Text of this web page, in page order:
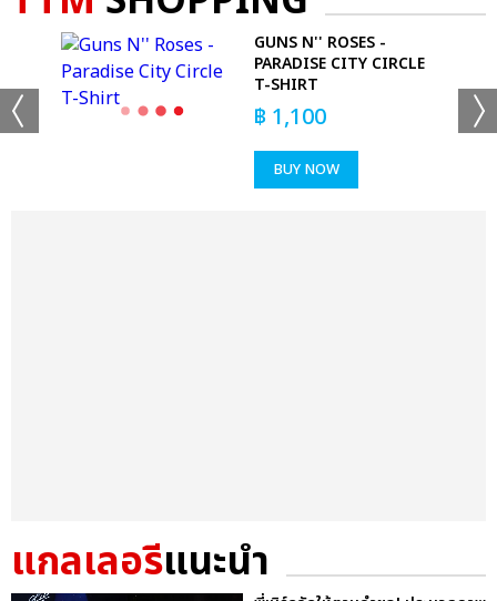
GUNS N'' ROSES -
PARADISE CITY CIRCLE
T-SHIRT
฿ 1,100
BUY NOW
แกลเลอรีแนะนำ